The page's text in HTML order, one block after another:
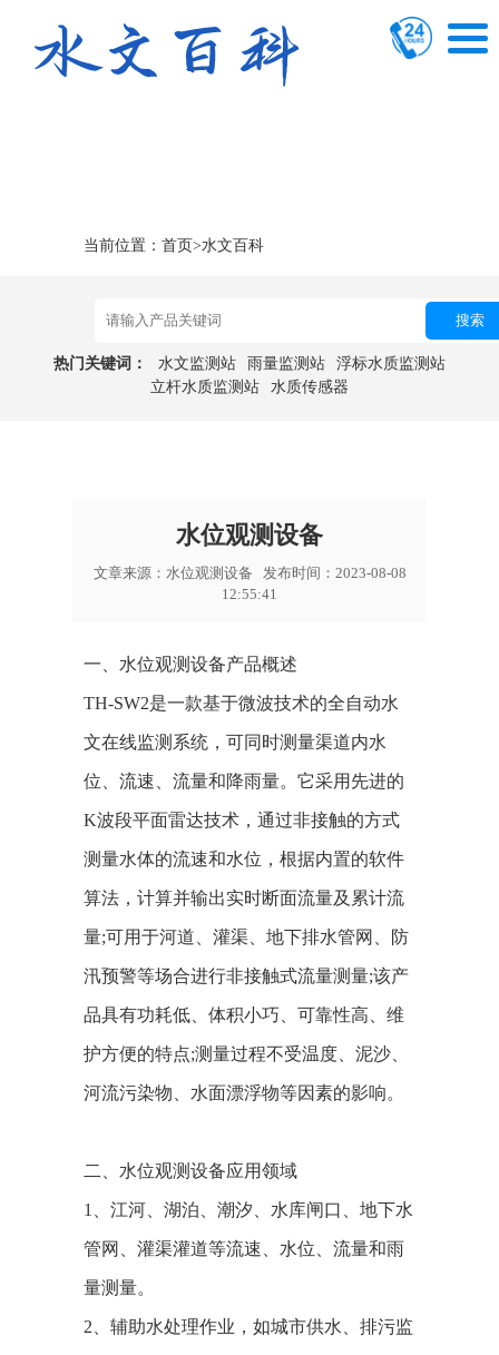
当前位置： 首页>水文百科
搜索
热门关键词： 水文监测站 雨量监测站
浮标水质监测站
立杆水质监测站
水质传感器
水位观测设备
文章来源： 水位观测设备 发布时间：2023-08-08
12:55:41
一、水位观测设备产品概述
TH-SW2是一款基于微波技术的全自动水
文在线监测系统，可同时测量渠道内水
位、流速、流量和降雨量。它采用先进的
K波段平面雷达技术，通过非接触的方式
测量水体的流速和水位，根据内置的软件
算法，计算并输出实时断面流量及累计流
量;可用于河道、灌渠、地下排水管网、防
汛预警等场合进行非接触式流量测量;该产
品具有功耗低、体积小巧、可靠性高、维
护方便的特点;测量过程不受温度、泥沙、
河流污染物、水面漂浮物等因素的影响。
二、水位观测设备应用领域
1、江河、湖泊、潮汐、水库闸口、地下水
管网、灌渠灌道等流速、水位、流量和雨
量测量。
2、辅助水处理作业，如城市供水、排污监